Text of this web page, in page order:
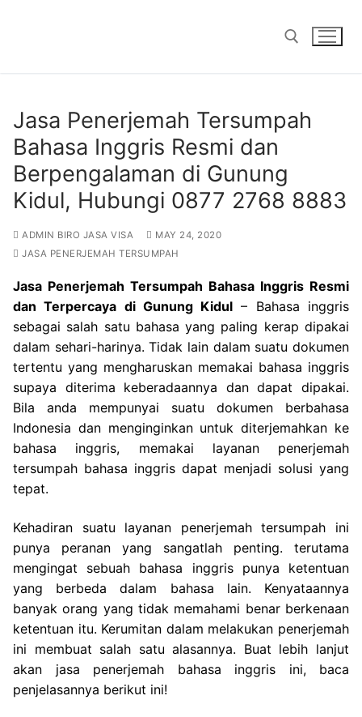
Jasa Penerjemah Tersumpah
Bahasa Inggris Resmi dan
Berpengalaman di Gunung
Kidul, Hubungi 0877 2768 8883
ADMIN BIRO JASA VISA
MAY 24, 2020
JASA PENERJEMAH TERSUMPAH
Jasa Penerjemah Tersumpah Bahasa Inggris Resmi
dan Terpercaya di Gunung Kidul – Bahasa inggris
sebagai salah satu bahasa yang paling kerap dipakai
dalam sehari-harinya. Tidak lain dalam suatu dokumen
tertentu yang mengharuskan memakai bahasa inggris
supaya diterima keberadaannya dan dapat dipakai.
Bila anda mempunyai suatu dokumen berbahasa
Indonesia dan menginginkan untuk diterjemahkan ke
bahasa inggris, memakai layanan penerjemah
tersumpah bahasa inggris dapat menjadi solusi yang
tepat.
Kehadiran suatu layanan penerjemah tersumpah ini
punya peranan yang sangatlah penting. terutama
mengingat sebuah bahasa inggris punya ketentuan
yang berbeda dalam bahasa lain. Kenyataannya
banyak orang yang tidak memahami benar berkenaan
ketentuan itu. Kerumitan dalam melakukan penerjemah
ini membuat salah satu alasannya. Buat lebih lanjut
akan jasa penerjemah bahasa inggris ini, baca
penjelasannya berikut ini!